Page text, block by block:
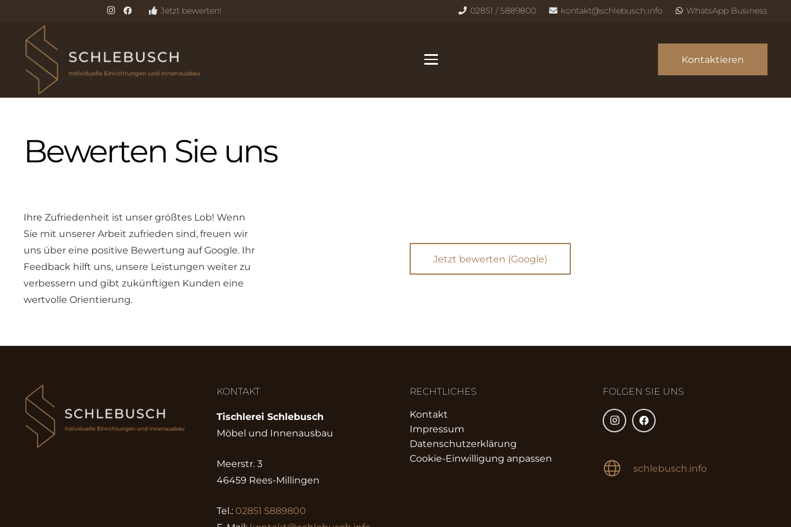
Jetzt bewerten! 02851 / 5889800 kontakt@schlebusch.info WhatsApp Business
Kontaktieren
Bewerten Sie uns
Ihre Zufriedenheit ist unser größtes Lob! Wenn
Sie mit unserer Arbeit zufrieden sind, freuen wir
uns über eine positive Bewertung auf Google. Ihr
Feedback hilft uns, unsere Leistungen weiter zu
verbessern und gibt zukünftigen Kunden eine
wertvolle Orientierung.
Jetzt bewerten (Google)
KONTAKT
Tischlerei Schlebusch
Möbel und Innenausbau
Meerstr. 3
46459 Rees-Millingen
Tel.: 02851 5889800
RECHTLICHES
Kontakt
Impressum
Datenschutzerklärung
Cookie-Einwilligung anpassen
FOLGEN SIE UNS
schlebusch.info